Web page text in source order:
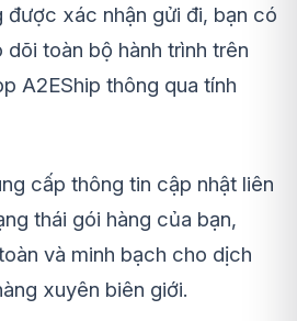
được xác nhận gửi đi, bạn có
toàn bộ hành trình trên
A2EShip thông qua tính
cấp thông tin cập nhật liên
thái gói hàng của bạn,
và minh bạch cho dịch
xuyên biên giới.